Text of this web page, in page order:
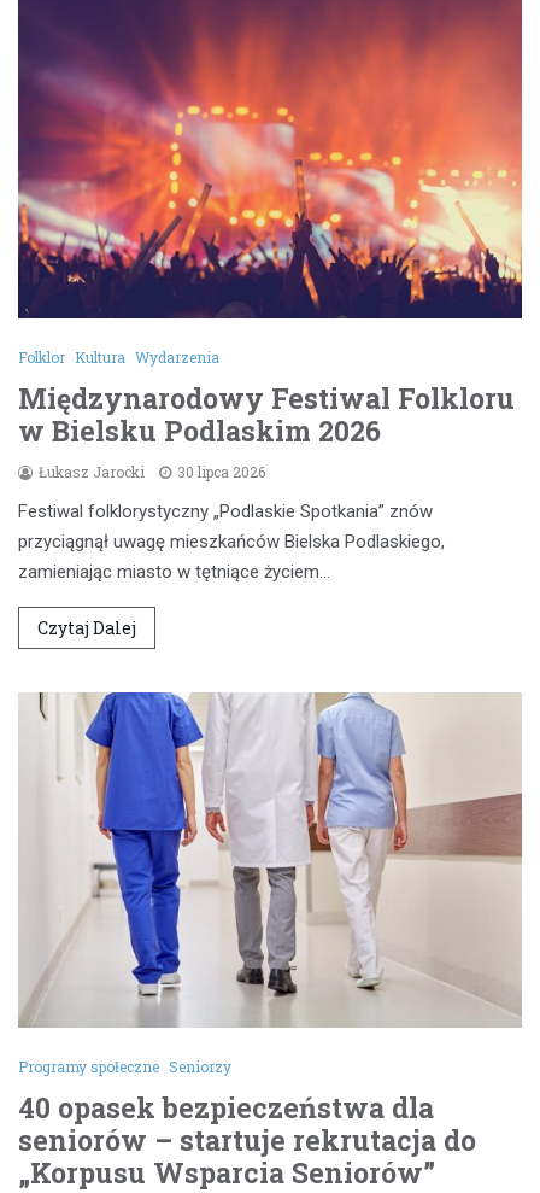
Folklor Kultura Wydarzenia
Międzynarodowy Festiwal Folkloru
w Bielsku Podlaskim 2026
Łukasz Jarocki 30 lipca 2026
Festiwal folklorystyczny „Podlaskie Spotkania” znów
przyciągnął uwagę mieszkańców Bielska Podlaskiego,
zamieniając miasto w tętniące życiem…
Czytaj Dalej
Programy społeczne Seniorzy
40 opasek bezpieczeństwa dla
seniorów – startuje rekrutacja do
„Korpusu Wsparcia Seniorów”